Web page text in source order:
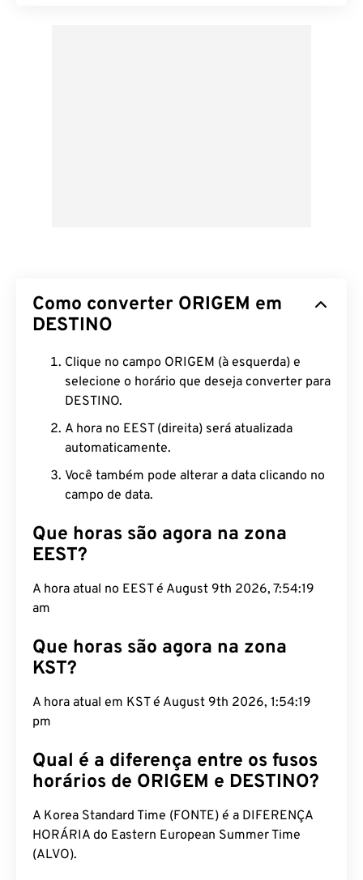
Como converter ORIGEM em
DESTINO
Clique no campo ORIGEM (à esquerda) e
selecione o horário que deseja converter para
DESTINO.
A hora no EEST (direita) será atualizada
automaticamente.
Você também pode alterar a data clicando no
campo de data.
Que horas são agora na zona
EEST?
A hora atual no EEST é August 9th 2026, 7:54:20
am
Que horas são agora na zona
KST?
A hora atual em KST é August 9th 2026, 1:54:20
pm
Qual é a diferença entre os fusos
horários de ORIGEM e DESTINO?
A Korea Standard Time (FONTE) é a DIFERENÇA
HORÁRIA do Eastern European Summer Time
(ALVO).